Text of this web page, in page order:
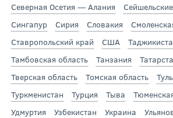
Северная Осетия — Алания
Сингапур
Сирия Словакия
Ставропольский край
США
Тамбовская область
Танзания
Тверская область
Томская область
Туркменистан
Турция Тыва
Удмуртия
Узбекистан Украина